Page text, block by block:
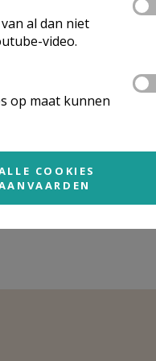
oktober 2024: voor
gedeelde missie
al dan niet
video.
op maat kunnen
COOKIES